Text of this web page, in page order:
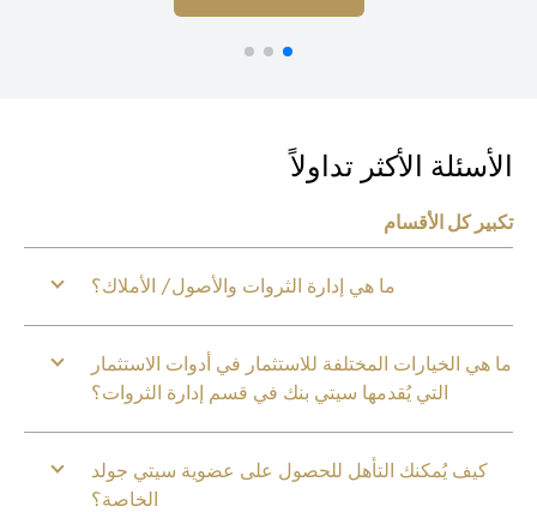
الأكثر تداولاً
كل الأقسام
ما هي إدارة الثروات والأصول/ الأملاك؟
هي الخيارات المختلفة للاستثمار في أدوات الاستثمار
التي يُقدمها سيتي بنك في قسم إدارة الثروات؟
كيف يُمكنك التأهل للحصول على عضوية سيتي جولد
الخاصة؟